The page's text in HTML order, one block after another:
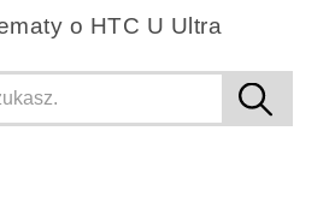
o HTC U Ultra